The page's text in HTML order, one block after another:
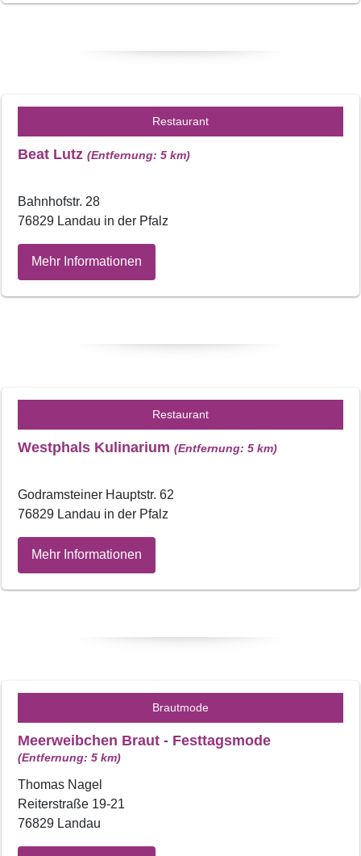
Restaurant
Beat Lutz (Entfernung: 5 km)
Bahnhofstr. 28
76829 Landau in der Pfalz
Mehr Informationen
Restaurant
Westphals Kulinarium (Entfernung: 5 km)
Godramsteiner Hauptstr. 62
76829 Landau in der Pfalz
Mehr Informationen
Brautmode
Meerweibchen Braut - Festtagsmode
(Entfernung: 5 km)
Thomas Nagel
Reiterstraße 19-21
76829 Landau